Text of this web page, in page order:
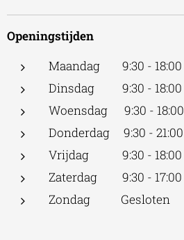
Openingstijden
Maandag 9:30 - 18:00
Dinsdag 9:30 - 18:00
Woensdag 9:30 - 18:00
Donderdag 9:30 - 21:00
Vrijdag 9:30 - 18:00
Zaterdag 9:30 - 17:00
Zondag Gesloten